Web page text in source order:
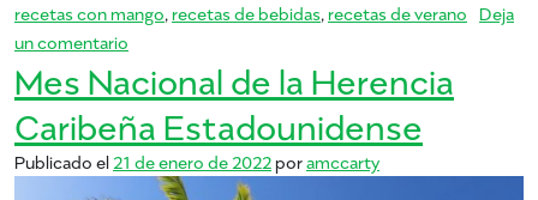
recetas con mango, recetas de bebidas, recetas de verano Deja
un comentario
Mes Nacional de la Herencia
Caribeña Estadounidense
Publicado el 21 de enero de 2022poramccarty